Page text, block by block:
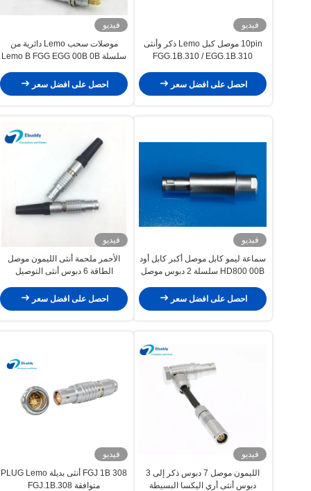
فيديو
10pin موصل كبل Lemo ذكر وأنثى
FGG.1B.310 / EGG.1B.310
احصل على افضل سعر
فيديو
موصلات سحب Lemo دائرية من
سلسلة Lemo B FGG EGG 00B 0B
احصل على افضل سعر
فيديو
سماعة ليمو كابل موصل أكبر كابل أود
HD800 00B سلسلة 2 دبوس موصل
احصل على افضل سعر
فيديو
الأحمر ملحمة أنثى الليمون موصل
الطاقة 6 دبوس أنثى التوصيل
احصل على افضل سعر
فيديو
الليمون موصل 7 دبوس ذكر إلى 3
دبوس أنثى أري اليكسا البسيطة
فيديو
FGJ 1B 308 أنثى بديلة PLUG Lemo
متوافقة FGJ.1B.308